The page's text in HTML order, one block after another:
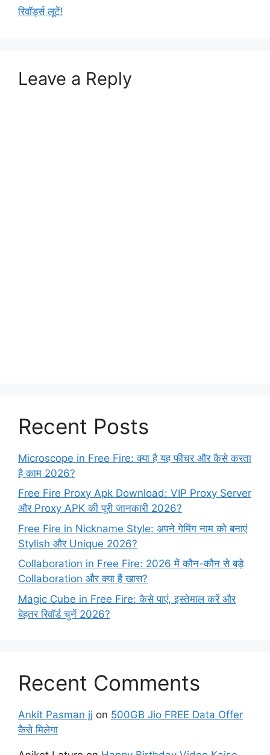
रिवॉर्ड्स लूटें!
Leave a Reply
Recent Posts
Microscope in Free Fire: क्या है यह फीचर और कैसे करता
है काम 2026?
Free Fire Proxy Apk Download: VIP Proxy Server
और Proxy APK की पूरी जानकारी 2026?
Free Fire in Nickname Style: अपने गेमिंग नाम को बनाएं
Stylish और Unique 2026?
Collaboration in Free Fire: 2026 में कौन-कौन से बड़े
Collaboration और क्या हैं खास?
Magic Cube in Free Fire: कैसे पाएं, इस्तेमाल करें और
बेहतर रिवॉर्ड चुनें 2026?
Recent Comments
Ankit Pasman jj on 500GB Jio FREE Data Offer
कैसे मिलेगा